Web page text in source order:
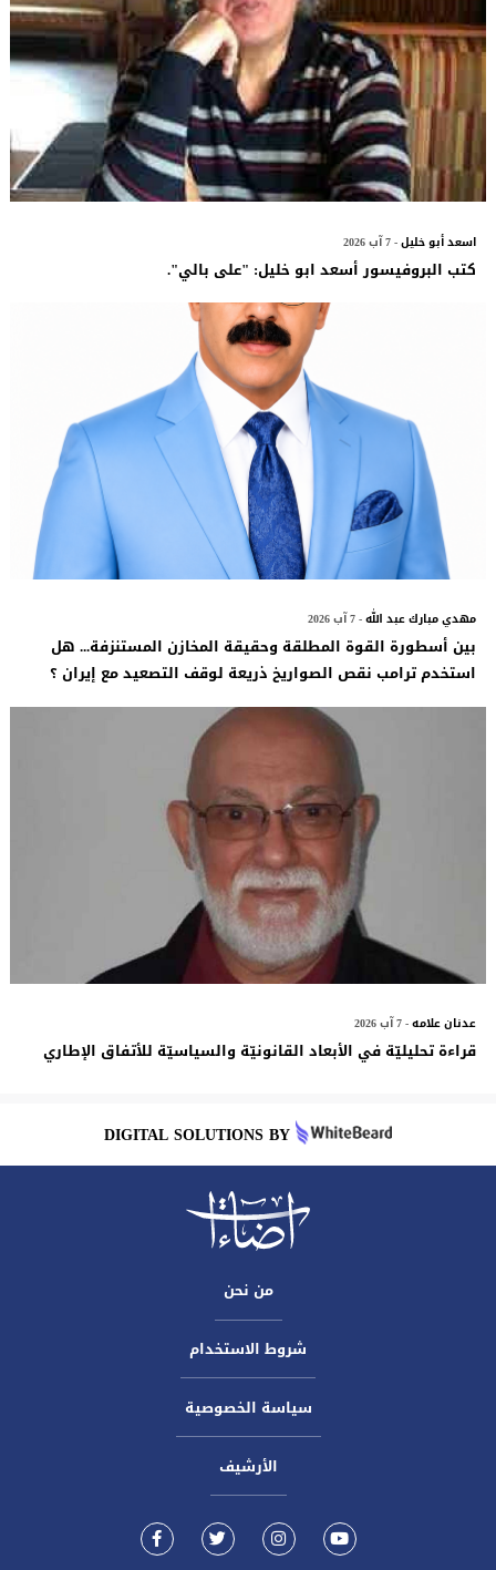
اسعد أبو خليل- 7 آب 2026
كتب البروفيسور أسعد ابو خليل: "على بالي".
مهدي مبارك عبد الله- 7 آب 2026
بين أسطورة القوة المطلقة وحقيقة المخازن المستنزفة... هل
استخدم ترامب نقص الصواريخ ذريعة لوقف التصعيد مع إيران ؟
عدنان علامه- 7 آب 2026
قراءة تحليليّة في الأبعاد القانونيّة والسياسيّة للأتفاق الإطاري
DIGITAL SOLUTIONS BY
من نحن
شروط الاستخدام
سياسة الخصوصية
الأرشيف